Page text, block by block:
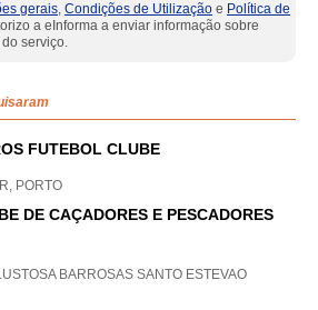
gerais, Condições de Utilização e Política de
a eInforma a enviar informação sobre
serviço.
FUTEBOL CLUBE
PORTO
DE CAÇADORES E PESCADORES
BARROSAS SANTO ESTEVAO